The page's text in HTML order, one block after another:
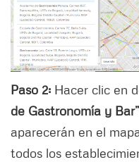
Paso 2: Hacer clic en
de Gastronomía y
aparecerán en el
todos los